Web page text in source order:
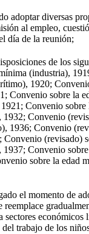
adoptar diversas
al empleo,
día de la reunión;
de los
(industria),
1920;
Convenio sobre la
Convenio sobre
Convenio
1936; Convenio
(revisado)
1937; Convenio
sobre la edad
el momento de
reemplace
sectores económicos
trabajo de los